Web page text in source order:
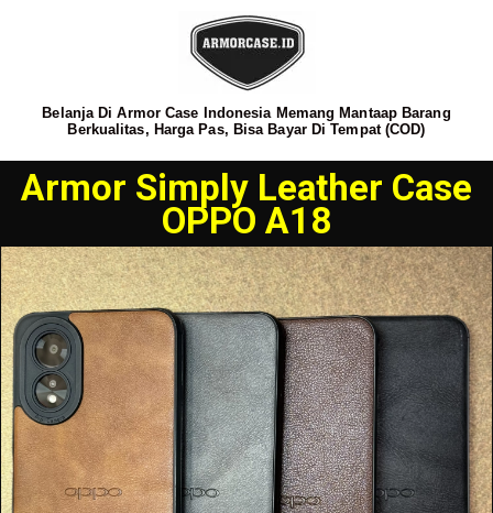
Belanja Di Armor Case Indonesia Memang Mantaap Barang
Berkualitas, Harga Pas, Bisa Bayar Di Tempat (COD)
Armor Simply Leather Case
OPPO A18